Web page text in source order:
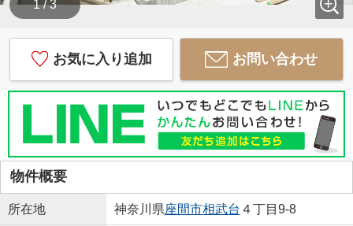
1 / 3
お気に入り追加 お問い合わせ
物件概要
所在地 神奈川県座間市相武台 ４丁目9-8